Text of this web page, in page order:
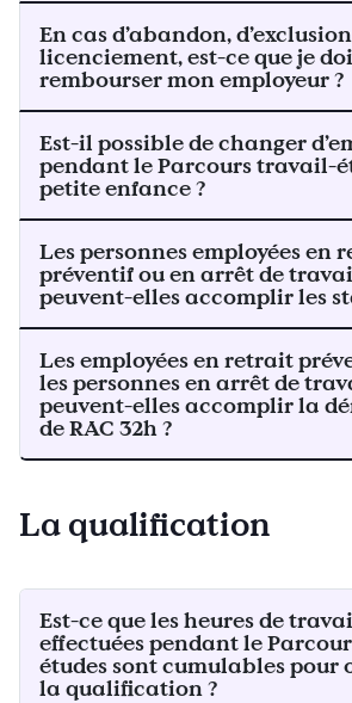
En cas d’abandon,
licenciement, est-ce que je
rembourser mon employeur ?
Est-il possible de changer
pendant le Parcours travail-
petite enfance ?
Les personnes employées en
préventif ou en arrêt de
peuvent-elles accomplir les
Les employées en retrait
les personnes en arrêt de
peuvent-elles accomplir la
de RAC 32h ?
La qualification
Est-ce que les heures de
effectuées pendant le
études sont cumulables pour
la qualification ?